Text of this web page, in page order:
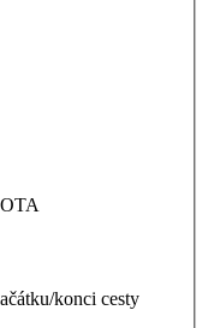
konci cesty